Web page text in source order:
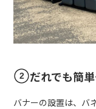
だれでも簡単
バナーの設置は、バ